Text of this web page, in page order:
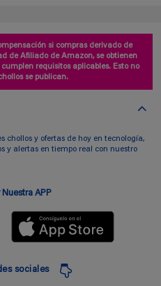
si compras derivado de
de Afiliado de Amazon, se obtienen
requisitos aplicables. Esto no
se publican.
chollos y ofertas de hoy en tecnología,
y alertas en tiempo real con nuestro
APP
sociales